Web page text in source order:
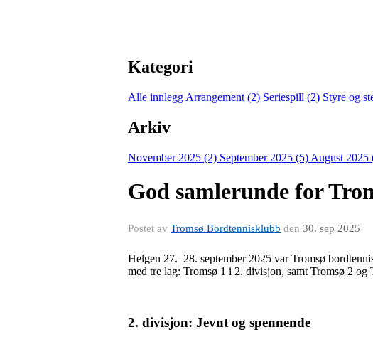
Kategori
Alle innlegg Arrangement (2) Seriespill (2) Styre og
Arkiv
November 2025 (2) September 2025 (5) August 2025
God samlerunde for
Postet av Tromsø Bordtennisklubb den 30. sep 2025
Helgen 27.–28. september 2025 var Tromsø
med tre lag: Tromsø 1 i 2. divisjon, samt Tromsø 2 og
2. divisjon: Jevnt og spennende